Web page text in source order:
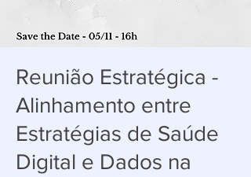
Reunião Estratégica -
Alinhamento entre
Estratégias de Saúde
Digital e Dados na